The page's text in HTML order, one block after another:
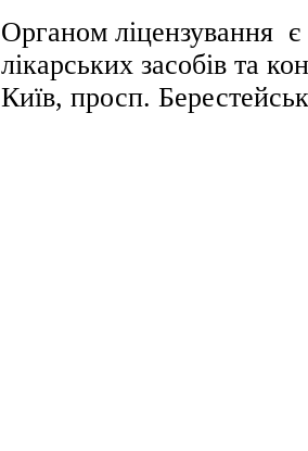
Органом ліцензування
лікарських засобів та
Київ, просп.